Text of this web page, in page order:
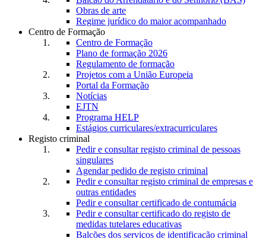
Obras de arte
Regime jurídico do maior acompanhado
Centro de Formação
Centro de Formação
Plano de formação 2026
Regulamento de formação
Projetos com a União Europeia
Portal da Formação
Notícias
EJTN
Programa HELP
Estágios curriculares/extracurriculares
Registo criminal
Pedir e consultar registo criminal de pessoas
singulares
Agendar pedido de registo criminal
Pedir e consultar registo criminal de empresas e
outras entidades
Pedir e consultar certificado de contumácia
Pedir e consultar certificado do registo de
medidas tutelares educativas
Balcões dos serviços de identificação criminal